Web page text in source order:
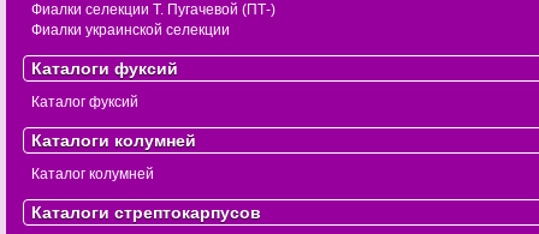
Фиалки селекции Т. Пугачевой (ПТ-)
Фиалки украинской селекции
Каталоги фуксий
Каталог фуксий
Каталоги колумней
Каталог колумней
Каталоги стрептокарпусов